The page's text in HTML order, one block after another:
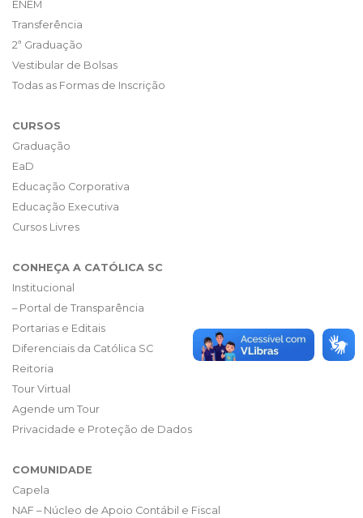
ENEM
Transferência
2ª Graduação
Vestibular de Bolsas
Todas as Formas de Inscrição
CURSOS
Graduação
EaD
Educação Corporativa
Educação Executiva
Cursos Livres
CONHEÇA A CATÓLICA SC
Institucional
– Portal de Transparência
Portarias e Editais
Diferenciais da Católica SC
Reitoria
Tour Virtual
Agende um Tour
Privacidade e Proteção de Dados
COMUNIDADE
Capela
NAF – Núcleo de Apoio Contábil e Fiscal